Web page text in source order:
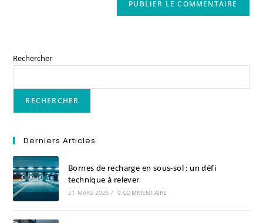
Rechercher
RECHERCHER
Derniers Articles
Bornes de recharge en sous-sol : un défi
technique à relever
21 MARS 2025 / 0 COMMENTAIRE